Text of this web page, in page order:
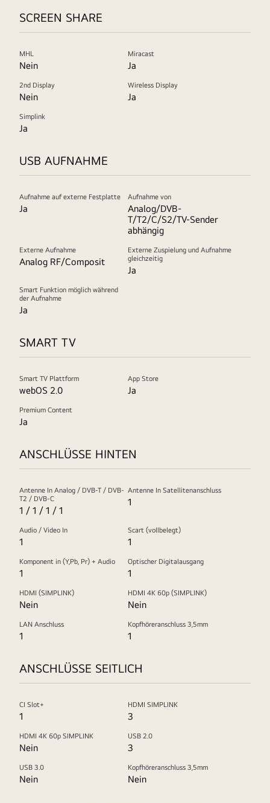
SCREEN SHARE
MHL
Nein
Miracast
Ja
2nd Display
Nein
Wireless Display
Ja
Simplink
Ja
USB AUFNAHME
Aufnahme auf externe Festplatte
Ja
Aufnahme von
Analog/DVB-
T/T2/C/S2/TV-Sender
abhängig
Externe Aufnahme
Analog RF/Composit
Externe Zuspielung und Aufnahme
gleichzeitig
Ja
Smart Funktion möglich während
der Aufnahme
Ja
SMART TV
Smart TV Plattform
webOS 2.0
App Store
Ja
Premium Content
Ja
ANSCHLÜSSE HINTEN
Antenne In Analog / DVB-T / DVB-
T2 / DVB-C
1 / 1 / 1 / 1
Antenne In Satellitenanschluss
1
Audio / Video In
1
Scart (vollbelegt)
1
Komponent in (Y,Pb, Pr) + Audio
1
Optischer Digitalausgang
1
HDMI (SIMPLINK)
Nein
HDMI 4K 60p (SIMPLINK)
Nein
LAN Anschluss
1
Kopfhöreranschluss 3,5mm
1
ANSCHLÜSSE SEITLICH
CI Slot+
1
HDMI SIMPLINK
3
HDMI 4K 60p SIMPLINK
Nein
USB 2.0
3
USB 3.0
Nein
Kopfhöreranschluss 3,5mm
Nein